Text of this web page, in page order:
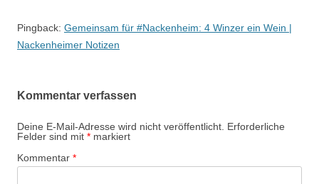
Pingback: Gemeinsam für #Nackenheim: 4 Winzer ein Wein |
Nackenheimer Notizen
Kommentar verfassen
Deine E-Mail-Adresse wird nicht veröffentlicht. Erforderliche
Felder sind mit * markiert
Kommentar *